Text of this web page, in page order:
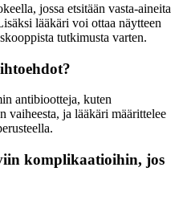
jossa etsitään vasta-aineita
lääkäri voi ottaa näytteen
tutkimusta varten.
antibiootteja, kuten
ja lääkäri määrittelee
komplikaatioihin, jos